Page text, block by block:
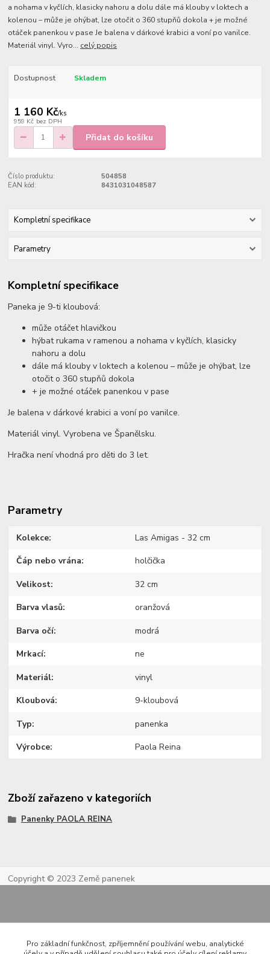
a nohama v kyčlích, klasicky nahoru a dolu dále má klouby v loktech a
kolenou – může je ohýbat, lze otočit o 360 stupňů dokola + je možné
otáček panenkou v pase Je balena v dárkové krabici a voní po vanilce.
Materiál vinyl. Vyro... celý popis
Dostupnost Skladem
1 160 Kč/ks
959 Kč bez DPH
Přidat do košíku
Číslo produktu:
504858
EAN kód:
8431031048587
Kompletní specifikace
Parametry
Kompletní specifikace
Paneka je 9-ti kloubová:
může otáčet hlavičkou
hýbat rukama v ramenou a nohama v kyčlích, klasicky
nahoru a dolu
dále má klouby v loktech a kolenou – může je ohýbat, lze
otočit o 360 stupňů dokola
+ je možné otáček panenkou v pase
Je balena v dárkové krabici a voní po vanilce.
Materiál vinyl. Vyrobena ve Španělsku.
Hračka není vhodná pro děti do 3 let.
Parametry
Kolekce Las Amigas - 32 cm
Čáp nebo vrána holčička
Velikost 32 cm
Barva vlasů oranžová
Barva očí modrá
Mrkací ne
Materiál vinyl
Kloubová 9-kloubová
Typ panenka
Výrobce Paola Reina
Zboží zařazeno v kategoriích
Panenky PAOLA REINA
Copyright © 2023 Země panenek
Pro základní funkčnost, zpříjemnění používání webu, analytické